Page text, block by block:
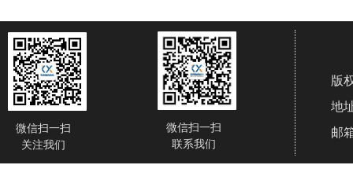
版
地
邮
微信扫一扫
关注我们
微信扫一扫
联系我们